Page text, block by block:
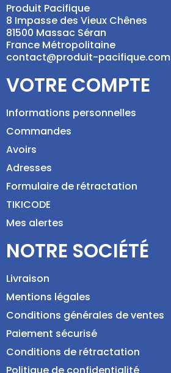
Produit Pacifique
8 Impasse des Vieux Chênes
81500 Massac Séran
France Métropolitaine
contact@produit-pacifique.com
VOTRE COMPTE
Informations personnelles
Commandes
Avoirs
Adresses
Formulaire de rétractation
TIKICODE
Mes alertes
NOTRE SOCIÉTÉ
Livraison
Mentions légales
Conditions générales de ventes
Paiement sécurisé
Conditions de rétractation
Politique de confidentialité